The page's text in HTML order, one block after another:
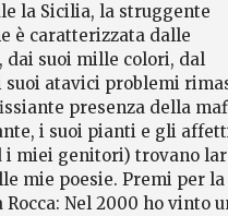
la Sicilia, la struggente
è caratterizzata dalle
suoi mille colori, dal
suoi atavici problemi
presenza della
i suoi pianti e gli
miei genitori) trovano
mie poesie. Premi per la
Nel 2000 ho vinto